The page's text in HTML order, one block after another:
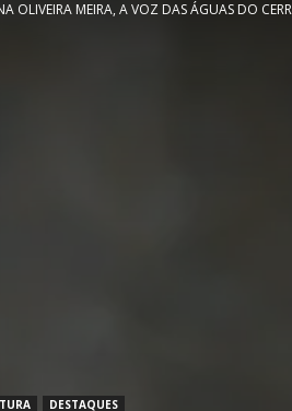
OLIVEIRA MEIRA, A VOZ DAS ÁGUAS DO
DESTAQUES